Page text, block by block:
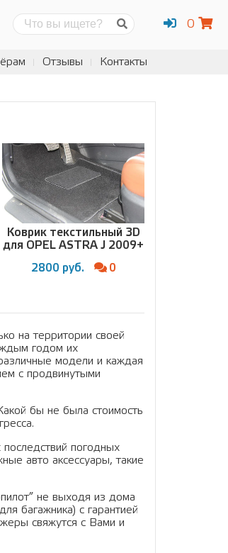
0
Отзывы Контакты
Коврик текстильный 3D
для OPEL ASTRA J 2009+
2800 руб. 0
на территории своей
годом их
модели и каждая
с продвинутыми
бы не была стоимость
последствий погодных
авто аксессуары, такие
не выходя из дома
багажника) с гарантией
свяжутся с Вами и